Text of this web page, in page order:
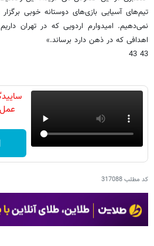
تیم‌های آسیایی بازی‌های دوستانه خوبی
نمی‌دهیم. امیدوارم اردویی که در تهران
اهدافی که در ذهن دارد برساند.»
43 43
کد مطلب317088